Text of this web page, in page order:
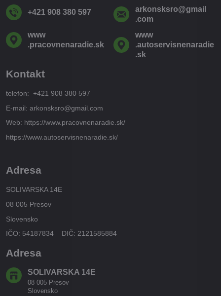
+421 908 380 597
arkonsksro​@gmail​
.com
www​
.pracovnenaradie​.sk
www​
.autoservisnenaradie​
.sk
Kontakt
telefon: +421 908 380 597
E-mail: arkonsksro@gmail.com
Web: https://www.pracovnenaradie.sk/
https://www.autoservisnenaradie.sk/
Adresa
SOLIVARSKA 14E
08 005 Presov
Slovensko
IČO: 54187834 DIČ: 2121585884
Adresa
SOLIVARSKA 14E
08 005 Presov
Slovensko